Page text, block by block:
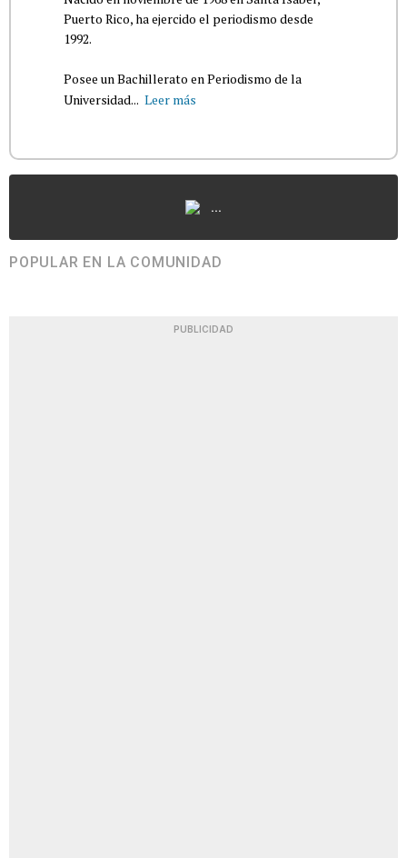
Puerto Rico, ha ejercido el periodismo desde
1992.
Posee un Bachillerato en Periodismo de la
Universidad... Leer más
...
POPULAR EN LA COMUNIDAD
PUBLICIDAD